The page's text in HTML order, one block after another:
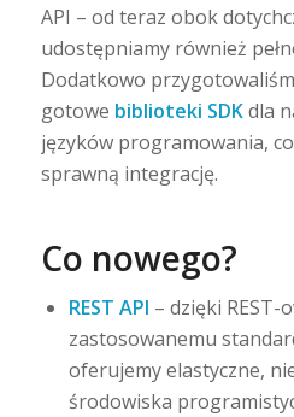
API – od teraz obok
udostępniamy również
Dodatkowo
gotowe biblioteki SDKdla
języków programowania,
sprawną integrację.
Co nowego?
REST API – dzięki REST-
zastosowanemu
oferujemy elastyczne,
środowiska